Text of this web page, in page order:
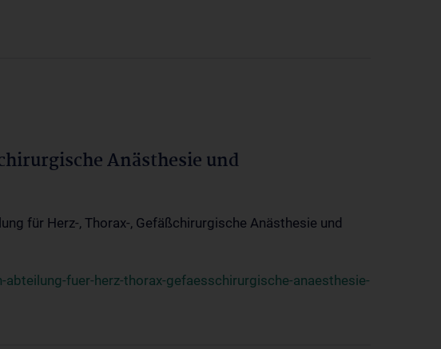
Anästhesie und
für Herz-, Thorax-, Gefäßchirurgische Anästhesie und
fuer-herz-thorax-gefaesschirurgische-anaesthesie-